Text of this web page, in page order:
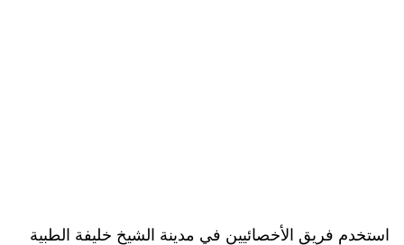
استخدم فريق الأخصائيين في مدينة الشيخ خليفة الطبية